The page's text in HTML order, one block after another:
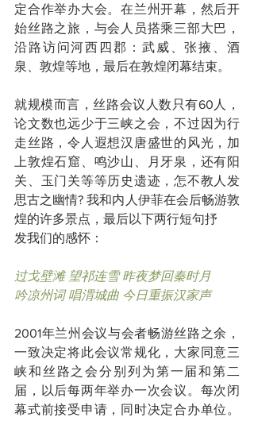
定合作举办大会。在兰州开幕，然后开
始丝路之旅，与会人员搭乘三部大巴，
沿路访问河西四郡：武威、张掖、酒
泉、敦煌等地，最后在敦煌闭幕结束。
就规模而言，丝路会议人数只有60人，
论文数也远少于三峡之会，不过因为行
走丝路，令人遐想汉唐盛世的风光，加
上敦煌石窟、鸣沙山、月牙泉，还有阳
关、玉门关等等历史遗迹，怎不教人发
思古之幽情? 我和内人伊菲在会后畅游敦
煌的许多景点，最后以下两行短句抒
发我们的感怀：
过戈壁滩 望祁连雪 昨夜梦回秦时月
吟凉州词 唱渭城曲 今日重振汉家声
2001年兰州会议与会者畅游丝路之余，
一致决定将此会议常规化，大家同意三
峡和丝路之会分别列为第一届和第二
届，以后每两年举办一次会议。每次闭
幕式前接受申请，同时决定合办单位。